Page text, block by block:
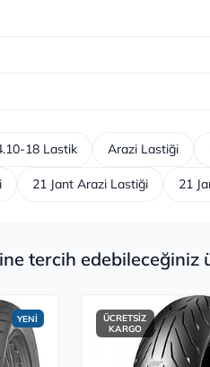
18 Lastik Arazi Lastiği
21 Jant Arazi Lastiği 21
tercih edebileceğiniz
YENİ
ÜCRETSİZ
KARGO